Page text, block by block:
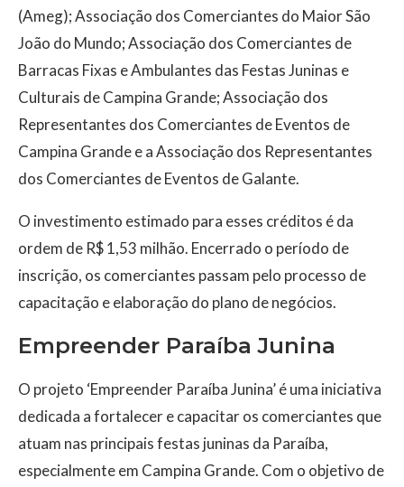
(Ameg); Associação dos Comerciantes do Maior São
João do Mundo; Associação dos Comerciantes de
Barracas Fixas e Ambulantes das Festas Juninas e
Culturais de Campina Grande; Associação dos
Representantes dos Comerciantes de Eventos de
Campina Grande e a Associação dos Representantes
dos Comerciantes de Eventos de Galante.
O investimento estimado para esses créditos é da
ordem de R$ 1,53 milhão. Encerrado o período de
inscrição, os comerciantes passam pelo processo de
capacitação e elaboração do plano de negócios.
Empreender Paraíba Junina
O projeto ‘Empreender Paraíba Junina’ é uma iniciativa
dedicada a fortalecer e capacitar os comerciantes que
atuam nas principais festas juninas da Paraíba,
especialmente em Campina Grande. Com o objetivo de